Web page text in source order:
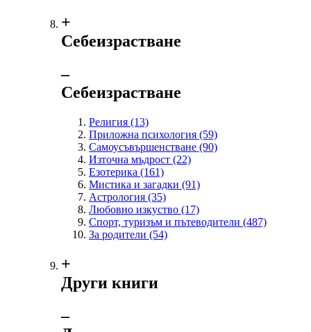
+
Себеизрастване
‒
Себеизрастване
Религия (13)
Приложна психология (59)
Самоусъвършенстване (90)
Източна мъдрост (22)
Езотерика (161)
Мистика и загадки (91)
Астрология (35)
Любовно изкуство (17)
Спорт, туризъм и пътеводители (487)
За родители (54)
+
Други книги
‒